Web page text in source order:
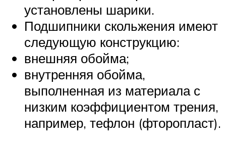
установлены шарики.
Подшипники скольжения имеют
следующую конструкцию:
внешняя обойма;
внутренняя обойма,
выполненная из материала с
низким коэффициентом трения,
например, тефлон (фторопласт).